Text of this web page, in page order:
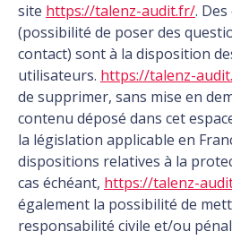
site https://talenz-audit.fr/.
(possibilité de poser des
contact) sont à la disposition
utilisateurs. https://talenz-
de supprimer, sans mise en
contenu déposé dans cet
la législation applicable en
dispositions relatives à la
cas échéant, https://talenz-
également la possibilité de
responsabilité civile et/ou